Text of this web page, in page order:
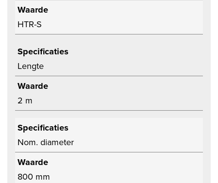
Waarde
HTR-S
Specificaties
Lengte
Waarde
2 m
Specificaties
Nom. diameter
Waarde
800 mm